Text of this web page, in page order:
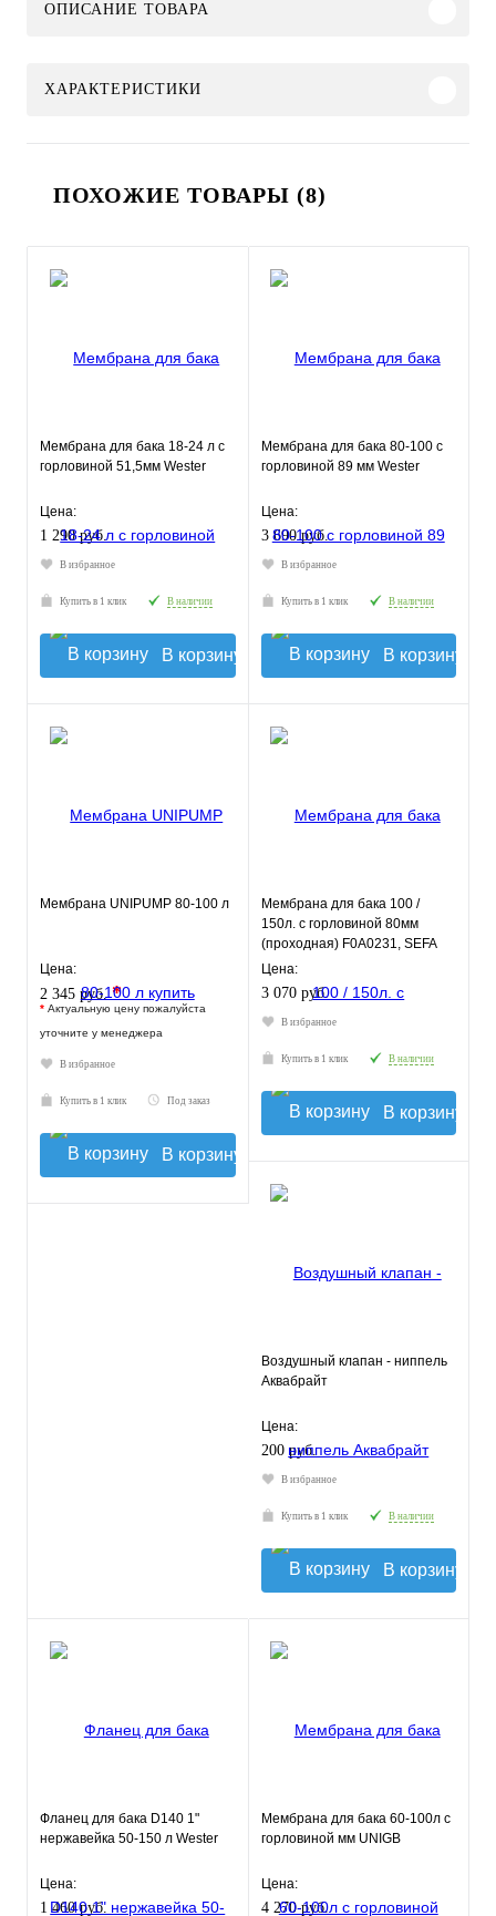
ОПИСАНИЕ ТОВАРА
ХАРАКТЕРИСТИКИ
ПОХОЖИЕ ТОВАРЫ (8)
Мембрана для бака 18-24 л с
горловиной 51,5мм Wester
Цена:
1 290 руб.
В избранное
Купить в 1 клик В наличии
В корзину
Мембрана для бака 80-100 с
горловиной 89 мм Wester
Цена:
3 690 руб.
В избранное
Купить в 1 клик В наличии
В корзину
Мембрана UNIPUMP 80-100 л
Цена:
2 345 руб.*
* Актуальную цену пожалуйста
уточните у менеджера
В избранное
Купить в 1 клик Под заказ
В корзину
Мембрана для бака 100 /
150л. с горловиной 80мм
(проходная) F0A0231, SEFA
Цена:
3 070 руб.
В избранное
Купить в 1 клик В наличии
В корзину
Воздушный клапан - ниппель
Аквабрайт
Цена:
200 руб.
В избранное
Купить в 1 клик В наличии
В корзину
Фланец для бака D140 1"
нержавейка 50-150 л Wester
Цена:
1 460 руб.
Мембрана для бака 60-100л с
горловиной мм UNIGB
Цена:
4 270 руб.